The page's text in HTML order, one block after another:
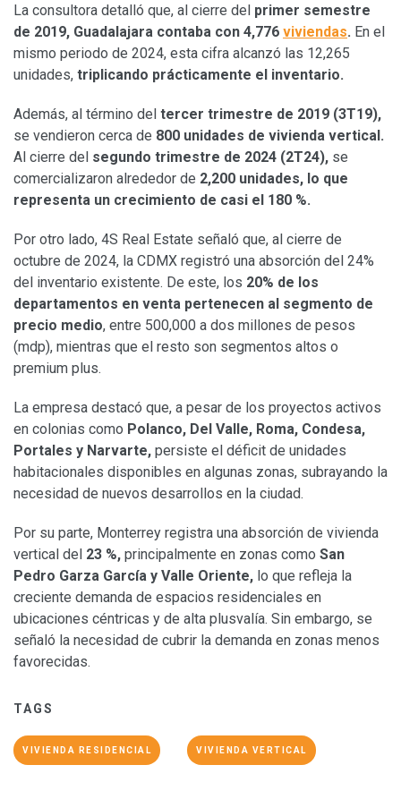
La consultora detalló que, al cierre del primer semestre
de 2019, Guadalajara contaba con 4,776 viviendas. En el
mismo periodo de 2024, esta cifra alcanzó las 12,265
unidades, triplicando prácticamente el inventario.
Además, al término del tercer trimestre de 2019 (3T19),
se vendieron cerca de 800 unidades de vivienda vertical.
Al cierre del segundo trimestre de 2024 (2T24), se
comercializaron alrededor de 2,200 unidades, lo que
representa un crecimiento de casi el 180 %.
Por otro lado, 4S Real Estate señaló que, al cierre de
octubre de 2024, la CDMX registró una absorción del 24%
del inventario existente. De este, los 20% de los
departamentos en venta pertenecen al segmento de
precio medio, entre 500,000 a dos millones de pesos
(mdp), mientras que el resto son segmentos altos o
premium plus.
La empresa destacó que, a pesar de los proyectos activos
en colonias como Polanco, Del Valle, Roma, Condesa,
Portales y Narvarte, persiste el déficit de unidades
habitacionales disponibles en algunas zonas, subrayando la
necesidad de nuevos desarrollos en la ciudad.
Por su parte, Monterrey registra una absorción de vivienda
vertical del 23 %, principalmente en zonas como San
Pedro Garza García y Valle Oriente, lo que refleja la
creciente demanda de espacios residenciales en
ubicaciones céntricas y de alta plusvalía. Sin embargo, se
señaló la necesidad de cubrir la demanda en zonas menos
favorecidas.
TAGS
VIVIENDA RESIDENCIAL VIVIENDA VERTICAL